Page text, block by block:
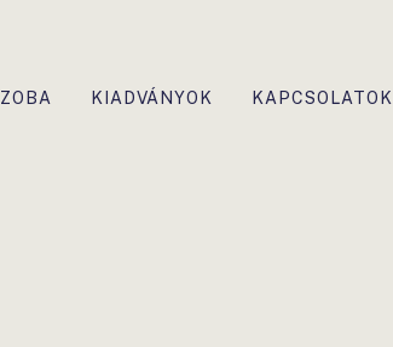
KIADVÁNYOK KAPCSOLATOK